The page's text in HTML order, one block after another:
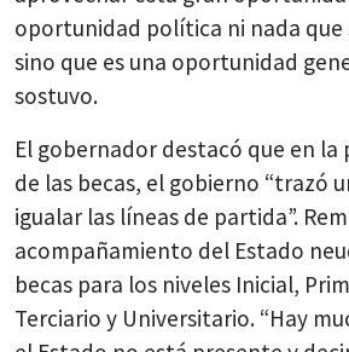
oportunidad política ni nada que
sino que es una oportunidad
sostuvo.
El gobernador destacó que en la
de las becas, el gobierno “trazó
igualar las líneas de partida”.
acompañamiento del Estado
becas para los niveles Inicial,
Terciario y Universitario. “Hay